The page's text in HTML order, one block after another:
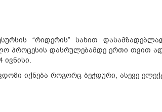
“რიდერის” სახით
პროცესის დასრულებამდე ერთი თვით
ივნისი.
იქნება როგორც ბეჭდური, ასევე